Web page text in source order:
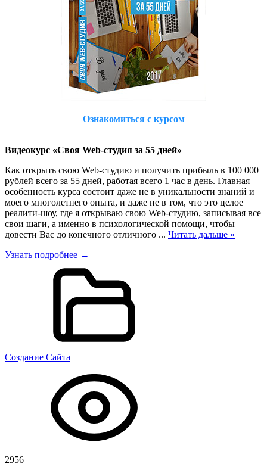
Ознакомиться с курсом
Видеокурс «Своя Web-студия за 55 дней»
Как открыть свою Web-студию и получить прибыль в 100 000
рублей всего за 55 дней, работая всего 1 час в день. Главная
особенность курса состоит даже не в уникальности знаний и
моего многолетнего опыта, и даже не в том, что это целое
реалити-шоу, где я открываю свою Web-студию, записывая все
свои шаги, а именно в психологической помощи, чтобы
довести Вас до конечного отличного ... Читать дальше »
Узнать подробнее →
Создание Сайта
2956